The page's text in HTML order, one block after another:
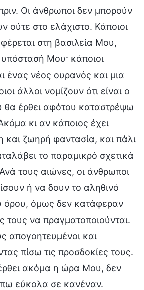
Οι άνθρωποι δεν μπορούν
ούτε στο ελάχιστο. Κάποιοι
στη βασιλεία Μου,
υπόστασή Μου· κάποιοι
ένας νέος ουρανός και μια
άλλοι νομίζουν ότι είναι ο
θα έρθει αφότου καταστρέψω
κι αν κάποιος έχει
και ζωηρή φαντασία, και πάλι
το παραμικρό σχετικά
τους αιώνες, οι άνθρωποι
ή να δουν το αληθινό
όρου, όμως δεν κατάφεραν
τους να πραγματοποιούνται.
απογοητευμένοι και
πίσω τις προσδοκίες τους.
ακόμα η ώρα Μου, δεν
εύκολα σε κανέναν.